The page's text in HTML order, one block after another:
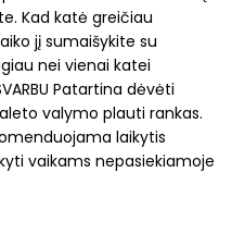
Kad katė greičiau
jį sumaišykite su
nei vienai katei
Patartina dėvėti
valymo plauti rankas.
laikytis
vaikams nepasiekiamoje